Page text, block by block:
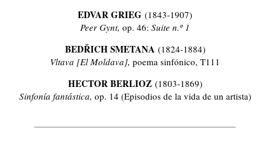
EDVAR GRIEG (1843-1907)
Peer Gynt, op. 46: Suite n.º 1
BEDŘICH SMETANA (1824-1884)
Vltava [El Moldava], poema sinfónico, T111
HECTOR BERLIOZ (1803-1869)
Sinfonía fantástica, op. 14 (Episodios de la vida de un artista)